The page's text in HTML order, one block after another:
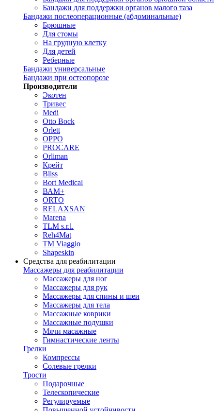
Бандажи для поддержки органов малого таза
Бандажи послеоперационные (абдоминальные)
Брюшные
Для стомы
На грудную клетку
Для детей
Реберные
Бандажи универсальные
Бандажи при остеопорозе
Производители
Экотен
Тривес
Medi
Otto Bock
Orlett
OPPO
PROCARE
Orliman
Крейт
Bliss
Bort Medical
ВАМ+
ORTO
RELAXSAN
Marena
TLM s.r.l.
Reh4Mat
TM Viaggio
Shapeskin
Средства для реабилитации
Массажеры для реабилитации
Массажеры для ног
Массажеры для рук
Массажеры для спины и шеи
Массажеры для тела
Массажные коврики
Массажные подушки
Мячи масажные
Гимнастические ленты
Грелки
Компрессы
Солевые грелки
Трости
Подарочные
Телескопические
Регулируемые